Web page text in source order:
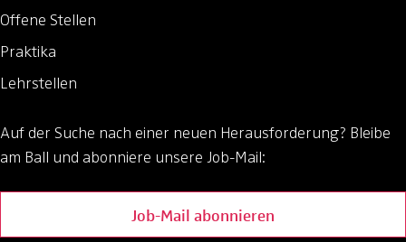
Offene Stellen
Praktika
Lehrstellen
Auf der Suche nach einer neuen Herausforderung? Bleibe
am Ball und abonniere unsere Job-Mail:
Job-Mail abonnieren